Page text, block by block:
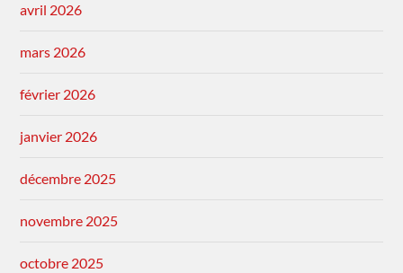
avril 2026
mars 2026
février 2026
janvier 2026
décembre 2025
novembre 2025
octobre 2025